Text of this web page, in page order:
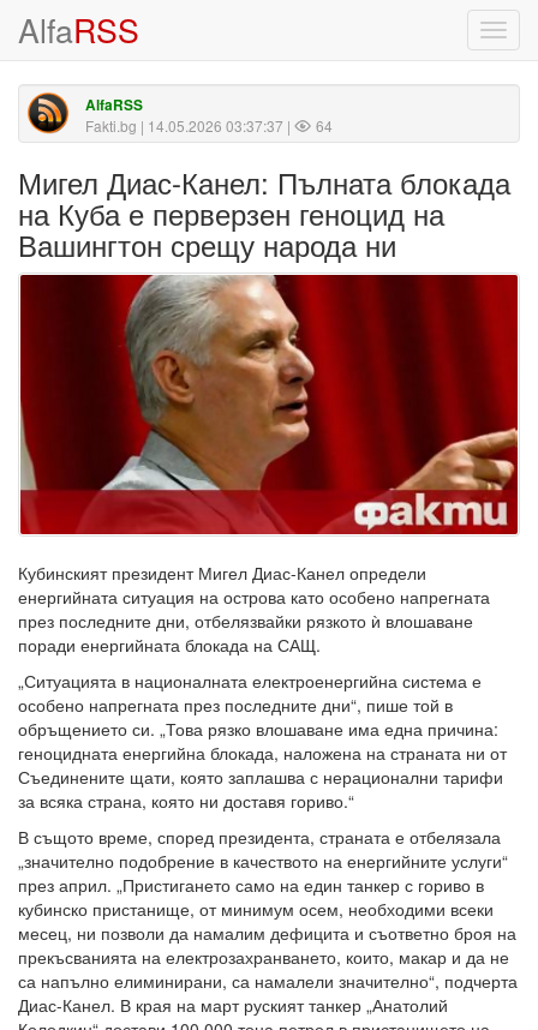
AlfaRSS
AlfaRSS
Fakti.bg | 14.05.2026 03:37:37 | 64
Мигел Диас-Канел: Пълната блокада
на Куба е перверзен геноцид на
Вашингтон срещу народа ни
Кубинският президент Мигел Диас-Канел определи
енергийната ситуация на острова като особено напрегната
през последните дни, отбелязвайки рязкото ѝ влошаване
поради енергийната блокада на САЩ.
„Ситуацията в националната електроенергийна система е
особено напрегната през последните дни“, пише той в
обръщението си. „Това рязко влошаване има една причина:
геноцидната енергийна блокада, наложена на страната ни от
Съединените щати, която заплашва с нерационални тарифи
за всяка страна, която ни доставя гориво.“
В същото време, според президента, страната е отбелязала
„значително подобрение в качеството на енергийните услуги“
през април. „Пристигането само на един танкер с гориво в
кубинско пристанище, от минимум осем, необходими всеки
месец, ни позволи да намалим дефицита и съответно броя на
прекъсванията на електрозахранването, които, макар и да не
са напълно елиминирани, са намалели значително“, подчерта
Диас-Канел. В края на март руският танкер „Анатолий